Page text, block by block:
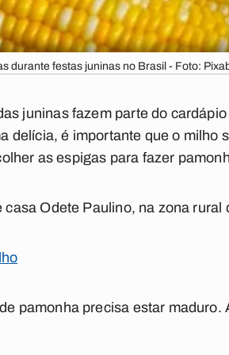
durante festas juninas no Brasil - Foto:
juninas fazem parte do
delícia, é importante que o milho
as espigas para fazer
Odete Paulino, na zona rural
pamonha precisa estar maduro.